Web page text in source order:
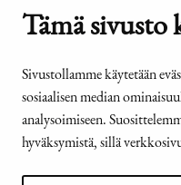
Tämä sivusto
Sivustollamme käytetään
sosiaalisen median
analysoimiseen.
hyväksymistä, sillä
Tehtävät ja
Medialle
© Tasavallan
kanslia 2026